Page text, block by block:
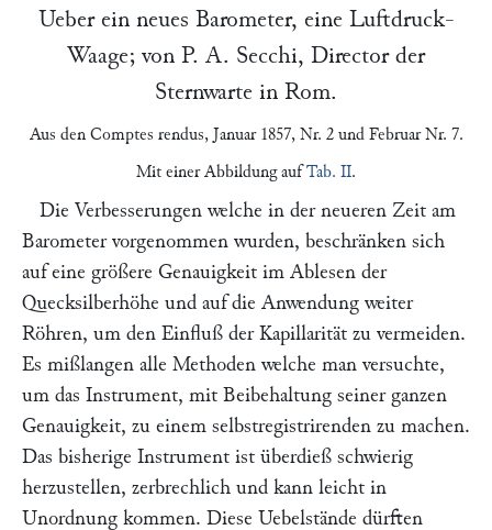
Ueber ein neues Barometer, eine Luftdruck-
Waage; von P. A. Secchi, Director der
Sternwarte in Rom.
Aus den Comptes rendus, Januar 1857, Nr. 2 und Februar Nr. 7.
Mit einer Abbildung aufTab. II.
Die Verbesserungen welche in der neueren Zeit am
Barometer vorgenommen wurden, beschränken sich
auf eine größere Genauigkeit im Ablesen der
Quecksilberhöhe und auf die Anwendung weiter
Röhren, um den Einfluß der Kapillarität zu vermeiden.
Es mißlangen alle Methoden welche man versuchte,
um das Instrument, mit Beibehaltung seiner ganzen
Genauigkeit, zu einem selbstregistrirenden zu machen.
Das bisherige Instrument ist überdieß schwierig
herzustellen, zerbrechlich und kann leicht in
Unordnung kommen. Diese Uebelstände dürften